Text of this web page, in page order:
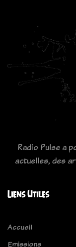
Radio Pulse a
actuelles, des
Liens Utiles
Accueil
Emissions